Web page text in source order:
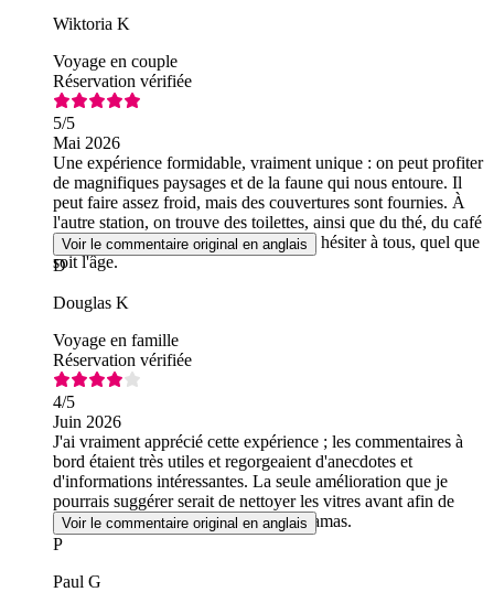
Wiktoria K
Voyage en couple
Réservation vérifiée
5/5
Mai 2026
Une expérience formidable, vraiment unique : on peut profiter
de magnifiques paysages et de la faune qui nous entoure. Il
peut faire assez froid, mais des couvertures sont fournies. À
l'autre station, on trouve des toilettes, ainsi que du thé, du café
et des biscuits. Je le recommande sans hésiter à tous, quel que
soit l'âge.
Voir le commentaire original en anglais
D
Douglas K
Voyage en famille
Réservation vérifiée
4/5
Juin 2026
J'ai vraiment apprécié cette expérience ; les commentaires à
bord étaient très utiles et regorgeaient d'anecdotes et
d'informations intéressantes. La seule amélioration que je
pourrais suggérer serait de nettoyer les vitres avant afin de
mieux profiter des magnifiques panoramas.
Voir le commentaire original en anglais
P
Paul G